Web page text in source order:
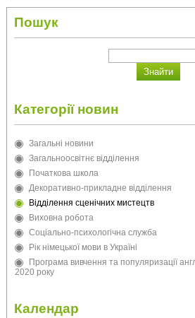
Пошук
Категорії новин
Загальні новини
Загальноосвітнє відділення
Початкова школа
Декоративно-прикладне відділення
Відділення сценічних мистецтв
Виховна робота
Соціально-психологічна служба
Рік німецької мови в Україні
Програма вивчення та популяризації
2020 року
Календар